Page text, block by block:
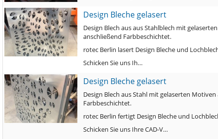
Design Bleche gelasert
Design Blech aus aus Stahlblech mit
anschließend Farbbeschichtet.
rotec Berlin lasert Design Bleche und
Schicken Sie uns Ih…
Design Bleche gelasert
Design Blech aus Stahl mit gelaserten
Farbbeschichtet.
rotec Berlin fertigt Design Bleche und
Schicken Sie uns Ihre CAD-V…